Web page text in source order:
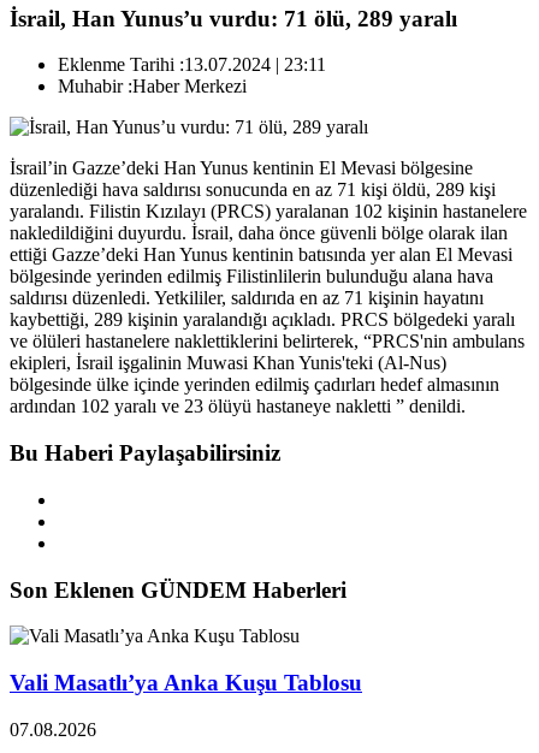
İsrail, Han Yunus’u vurdu: 71 ölü, 289 yaralı
Eklenme Tarihi :13.07.2024 | 23:11
Muhabir :Haber Merkezi
İsrail’in Gazze’deki Han Yunus kentinin El Mevasi bölgesine
düzenlediği hava saldırısı sonucunda en az 71 kişi öldü, 289 kişi
yaralandı. Filistin Kızılayı (PRCS) yaralanan 102 kişinin hastanelere
nakledildiğini duyurdu. İsrail, daha önce güvenli bölge olarak ilan
ettiği Gazze’deki Han Yunus kentinin batısında yer alan El Mevasi
bölgesinde yerinden edilmiş Filistinlilerin bulunduğu alana hava
saldırısı düzenledi. Yetkililer, saldırıda en az 71 kişinin hayatını
kaybettiği, 289 kişinin yaralandığı açıkladı. PRCS bölgedeki yaralı
ve ölüleri hastanelere naklettiklerini belirterek, “PRCS'nin ambulans
ekipleri, İsrail işgalinin Muwasi Khan Yunis'teki (Al-Nus)
bölgesinde ülke içinde yerinden edilmiş çadırları hedef almasının
ardından 102 yaralı ve 23 ölüyü hastaneye nakletti ” denildi.
Bu Haberi Paylaşabilirsiniz
Son Eklenen GÜNDEM Haberleri
Vali Masatlı’ya Anka Kuşu Tablosu
07.08.2026